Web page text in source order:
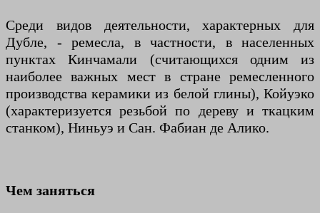
Среди видов деятельности, характерных для
Дубле, - ремесла, в частности, в населенных
пунктах Кинчамали (считающихся одним из
наиболее важных мест в стране ремесленного
производства керамики из белой глины), Койуэко
(характеризуется резьбой по дереву и ткацким
станком), Ниньуэ и Сан. Фабиан де Алико.
Чем заняться